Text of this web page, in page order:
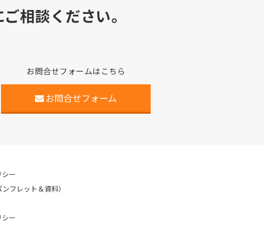
相談ください。
お問合せフォームはこちら
お問合せフォーム
ー
フレット＆資料）
ー